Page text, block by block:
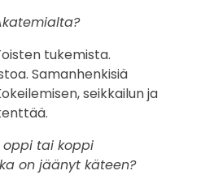
tukemista.
Samanhenkisiä
seikkailun ja
oppi tai koppi
on jäänyt käteen?